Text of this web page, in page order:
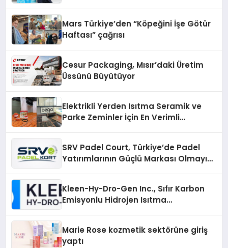
Mars Türkiye’den “Köpeğini İşe Götür
Haftası” çağrısı
Cesur Packaging, Mısır’daki Üretim
Üssünü Büyütüyor
Elektrikli Yerden Isıtma Seramik ve
Parke Zeminler İçin En Verimli
SRV Padel Court, Türkiye’de Padel
Yatırımlarının Güçlü Markası Olmayı
Kleen-Hy-Dro-Gen Inc., Sıfır Karbon
Emisyonlu Hidrojen Isıtma
Marie Rose kozmetik sektörüne giriş
yaptı